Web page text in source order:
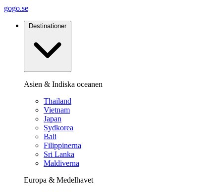
gogo.se
Destinationer
Asien & Indiska oceanen
Thailand
Vietnam
Japan
Sydkorea
Bali
Filippinerna
Sri Lanka
Maldiverna
Europa & Medelhavet